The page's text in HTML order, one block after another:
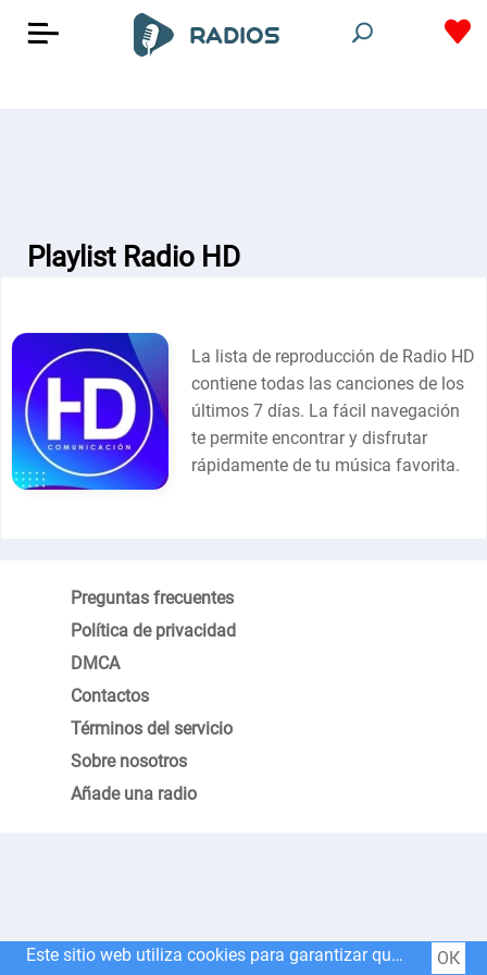
Playlist Radio HD
La lista de reproducción de Radio HD
contiene todas las canciones de los
últimos 7 días. La fácil navegación
te permite encontrar y disfrutar
rápidamente de tu música favorita.
Preguntas frecuentes
Política de privacidad
DMCA
Contactos
Términos del servicio
Sobre nosotros
Añade una radio
Este sitio web utiliza cookies para garantizar que obtenga la mejor experiencia en nuestro sitio web. ОК